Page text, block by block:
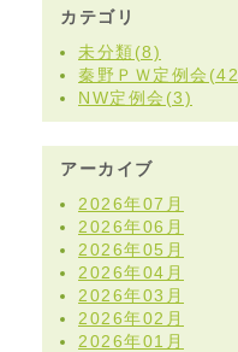
カテゴリ
未分類(8)
秦野ＰＷ定例会
NW定例会(3)
アーカイブ
2026年07月
2026年06月
2026年05月
2026年04月
2026年03月
2026年02月
2026年01月